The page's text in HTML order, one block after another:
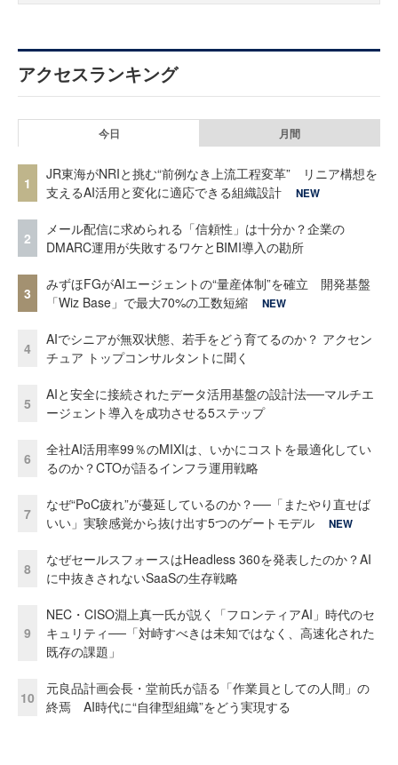
アクセスランキング
今日 月間
1
JR東海がNRIと挑む“前例なき上流工程変革” リニア構想を
支えるAI活用と変化に適応できる組織設計
NEW
2
メール配信に求められる「信頼性」は十分か？企業の
DMARC運用が失敗するワケとBIMI導入の勘所
3
みずほFGがAIエージェントの“量産体制”を確立 開発基盤
「Wiz Base」で最大70%の工数短縮
NEW
4
AIでシニアが無双状態、若手をどう育てるのか？ アクセン
チュア トップコンサルタントに聞く
5
AIと安全に接続されたデータ活用基盤の設計法──マルチエ
ージェント導入を成功させる5ステップ
6
全社AI活用率99％のMIXIは、いかにコストを最適化してい
るのか？CTOが語るインフラ運用戦略
7
なぜ“PoC疲れ”が蔓延しているのか？──「またやり直せば
いい」実験感覚から抜け出す5つのゲートモデル
NEW
8
なぜセールスフォースはHeadless 360を発表したのか？AI
に中抜きされないSaaSの生存戦略
9
NEC・CISO淵上真一氏が説く「フロンティアAI」時代のセ
キュリティ──「対峙すべきは未知ではなく、高速化された
既存の課題」
10
元良品計画会長・堂前氏が語る「作業員としての人間」の
終焉 AI時代に“自律型組織”をどう実現する